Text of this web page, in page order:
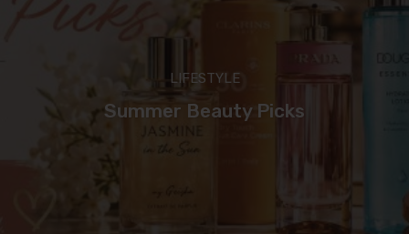
LIFESTYLE
Summer Beauty Picks